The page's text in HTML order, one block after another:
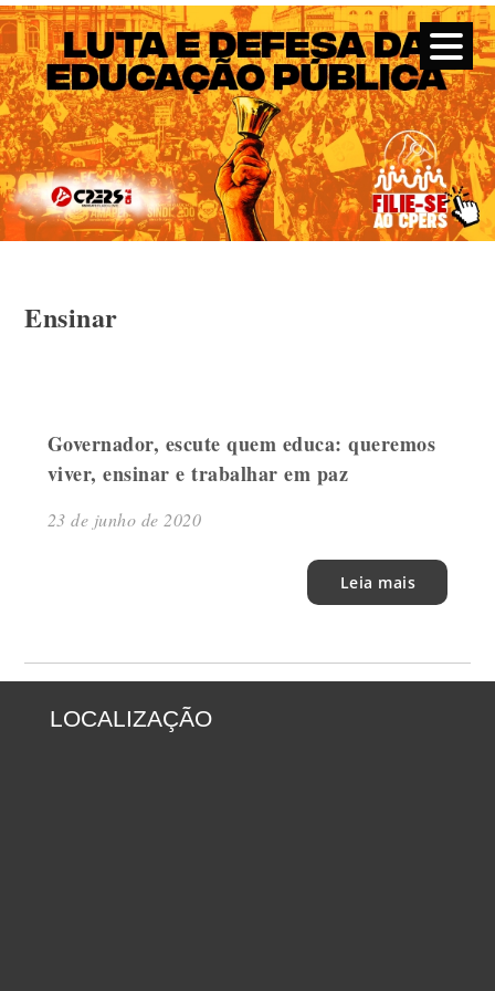
CPERS – Sindicato
CPERS – Sindicato dos Professores e Funcionários de escola
do Estado do Rio Grande do Sul
Ensinar
Governador, escute quem educa: queremos
viver, ensinar e trabalhar em paz
23 de junho de 2020
Leia mais
LOCALIZAÇÃO